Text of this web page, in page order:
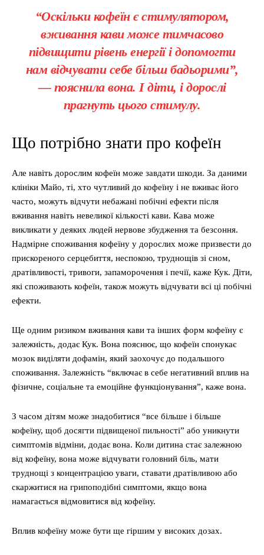
“Оскільки кофеїн є стимулятором,
вживання кави може тимчасово
підвищити рівень енергії і допомогти
нам відчувати себе більш бадьорими”,
— пояснила вона. І діти, і дорослі
прагнуть цього стимулу.
Що потрібно знати про кофеїн
Але навіть дорослим кофеїн може завдати шкоди. За даними
клініки Майо, ті, хто чутливий до кофеїну і не вживає його
часто, можуть відчути небажані побічні ефекти після
вживання навіть невеликої кількості кави. Кава може
викликати у деяких людей нервове збудження та безсоння.
Надмірне споживання кофеїну у дорослих може призвести до
прискореного серцебиття, неспокою, труднощів зі сном,
дратівливості, тривоги, запаморочення і печії, каже Кук. Діти,
які споживають кофеїн, також можуть відчувати всі ці побічні
ефекти.
Ще одним ризиком вживання кави та інших форм кофеїну є
залежність, додає Кук. Вона пояснює, що кофеїн спонукає
мозок виділяти дофамін, який заохочує до подальшого
споживання. Залежність “включає в себе негативний вплив на
фізичне, соціальне та емоційне функціонування”, каже вона.
З часом дітям може знадобитися “все більше і більше
кофеїну, щоб досягти підвищеної пильності” або уникнути
симптомів відміни, додає вона. Коли дитина стає залежною
від кофеїну, вона може відчувати головний біль, мати
труднощі з концентрацією уваги, ставати дратівливою або
скаржитися на грипоподібні симптоми, якщо вона
намагається відмовитися від кофеїну.
Вплив кофеїну може бути ще гіршим у високих дозах.